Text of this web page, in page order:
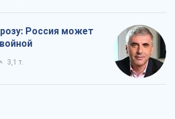
Россия может
3,1 т.